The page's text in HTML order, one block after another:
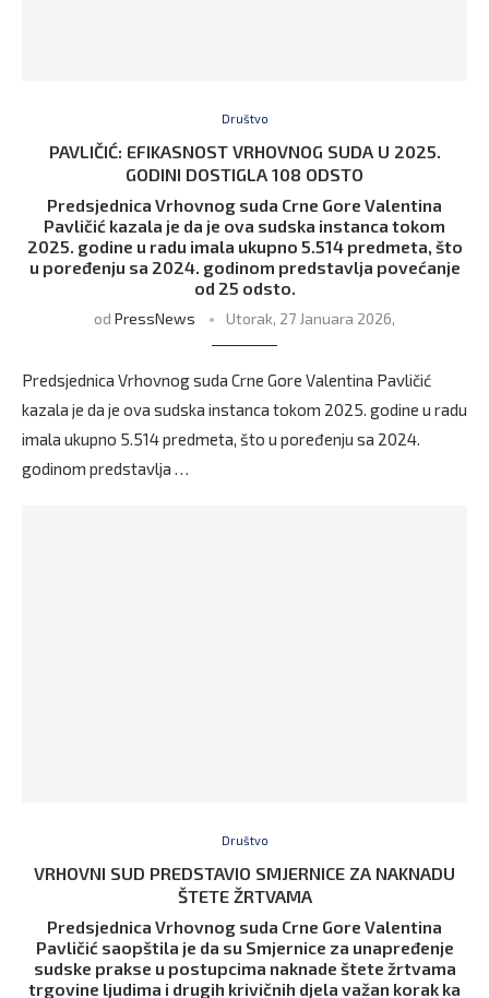
Društvo
PAVLIČIĆ: EFIKASNOST VRHOVNOG SUDA U 2025.
GODINI DOSTIGLA 108 ODSTO
Predsjednica Vrhovnog suda Crne Gore Valentina
Pavličić kazala je da je ova sudska instanca tokom
2025. godine u radu imala ukupno 5.514 predmeta, što
u poređenju sa 2024. godinom predstavlja povećanje
od 25 odsto.
od PressNews Utorak, 27 Januara 2026,
Predsjednica Vrhovnog suda Crne Gore Valentina Pavličić
kazala je da je ova sudska instanca tokom 2025. godine u radu
imala ukupno 5.514 predmeta, što u poređenju sa 2024.
godinom predstavlja …
Društvo
VRHOVNI SUD PREDSTAVIO SMJERNICE ZA NAKNADU
ŠTETE ŽRTVAMA
Predsjednica Vrhovnog suda Crne Gore Valentina
Pavličić saopštila je da su Smjernice za unapređenje
sudske prakse u postupcima naknade štete žrtvama
trgovine ljudima i drugih krivičnih djela važan korak ka